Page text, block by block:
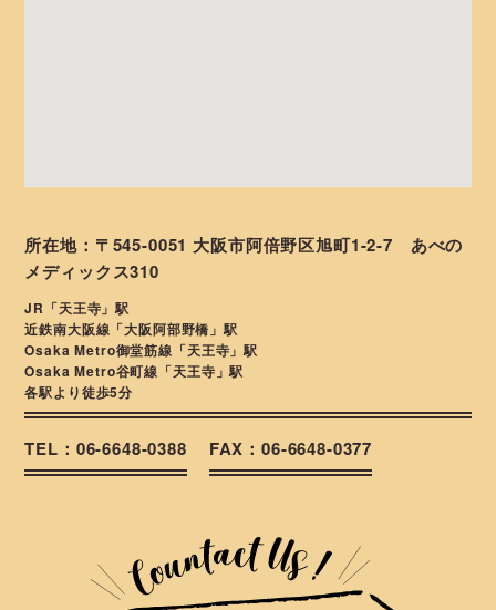
所在地：〒545-0051 大阪市阿倍野区旭町1-2-7 あべの
メディックス310
JR「天王寺」駅
近鉄南大阪線「大阪阿部野橋」駅
Osaka Metro御堂筋線「天王寺」駅
Osaka Metro谷町線「天王寺」駅
各駅より徒歩5分
TEL：06-6648-0388 FAX：06-6648-0377